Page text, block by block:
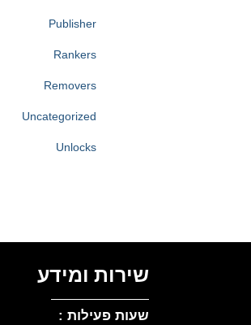
Publisher
Rankers
Removers
Uncategorized
Unlocks
שירות ומידע
שעות פעילות :